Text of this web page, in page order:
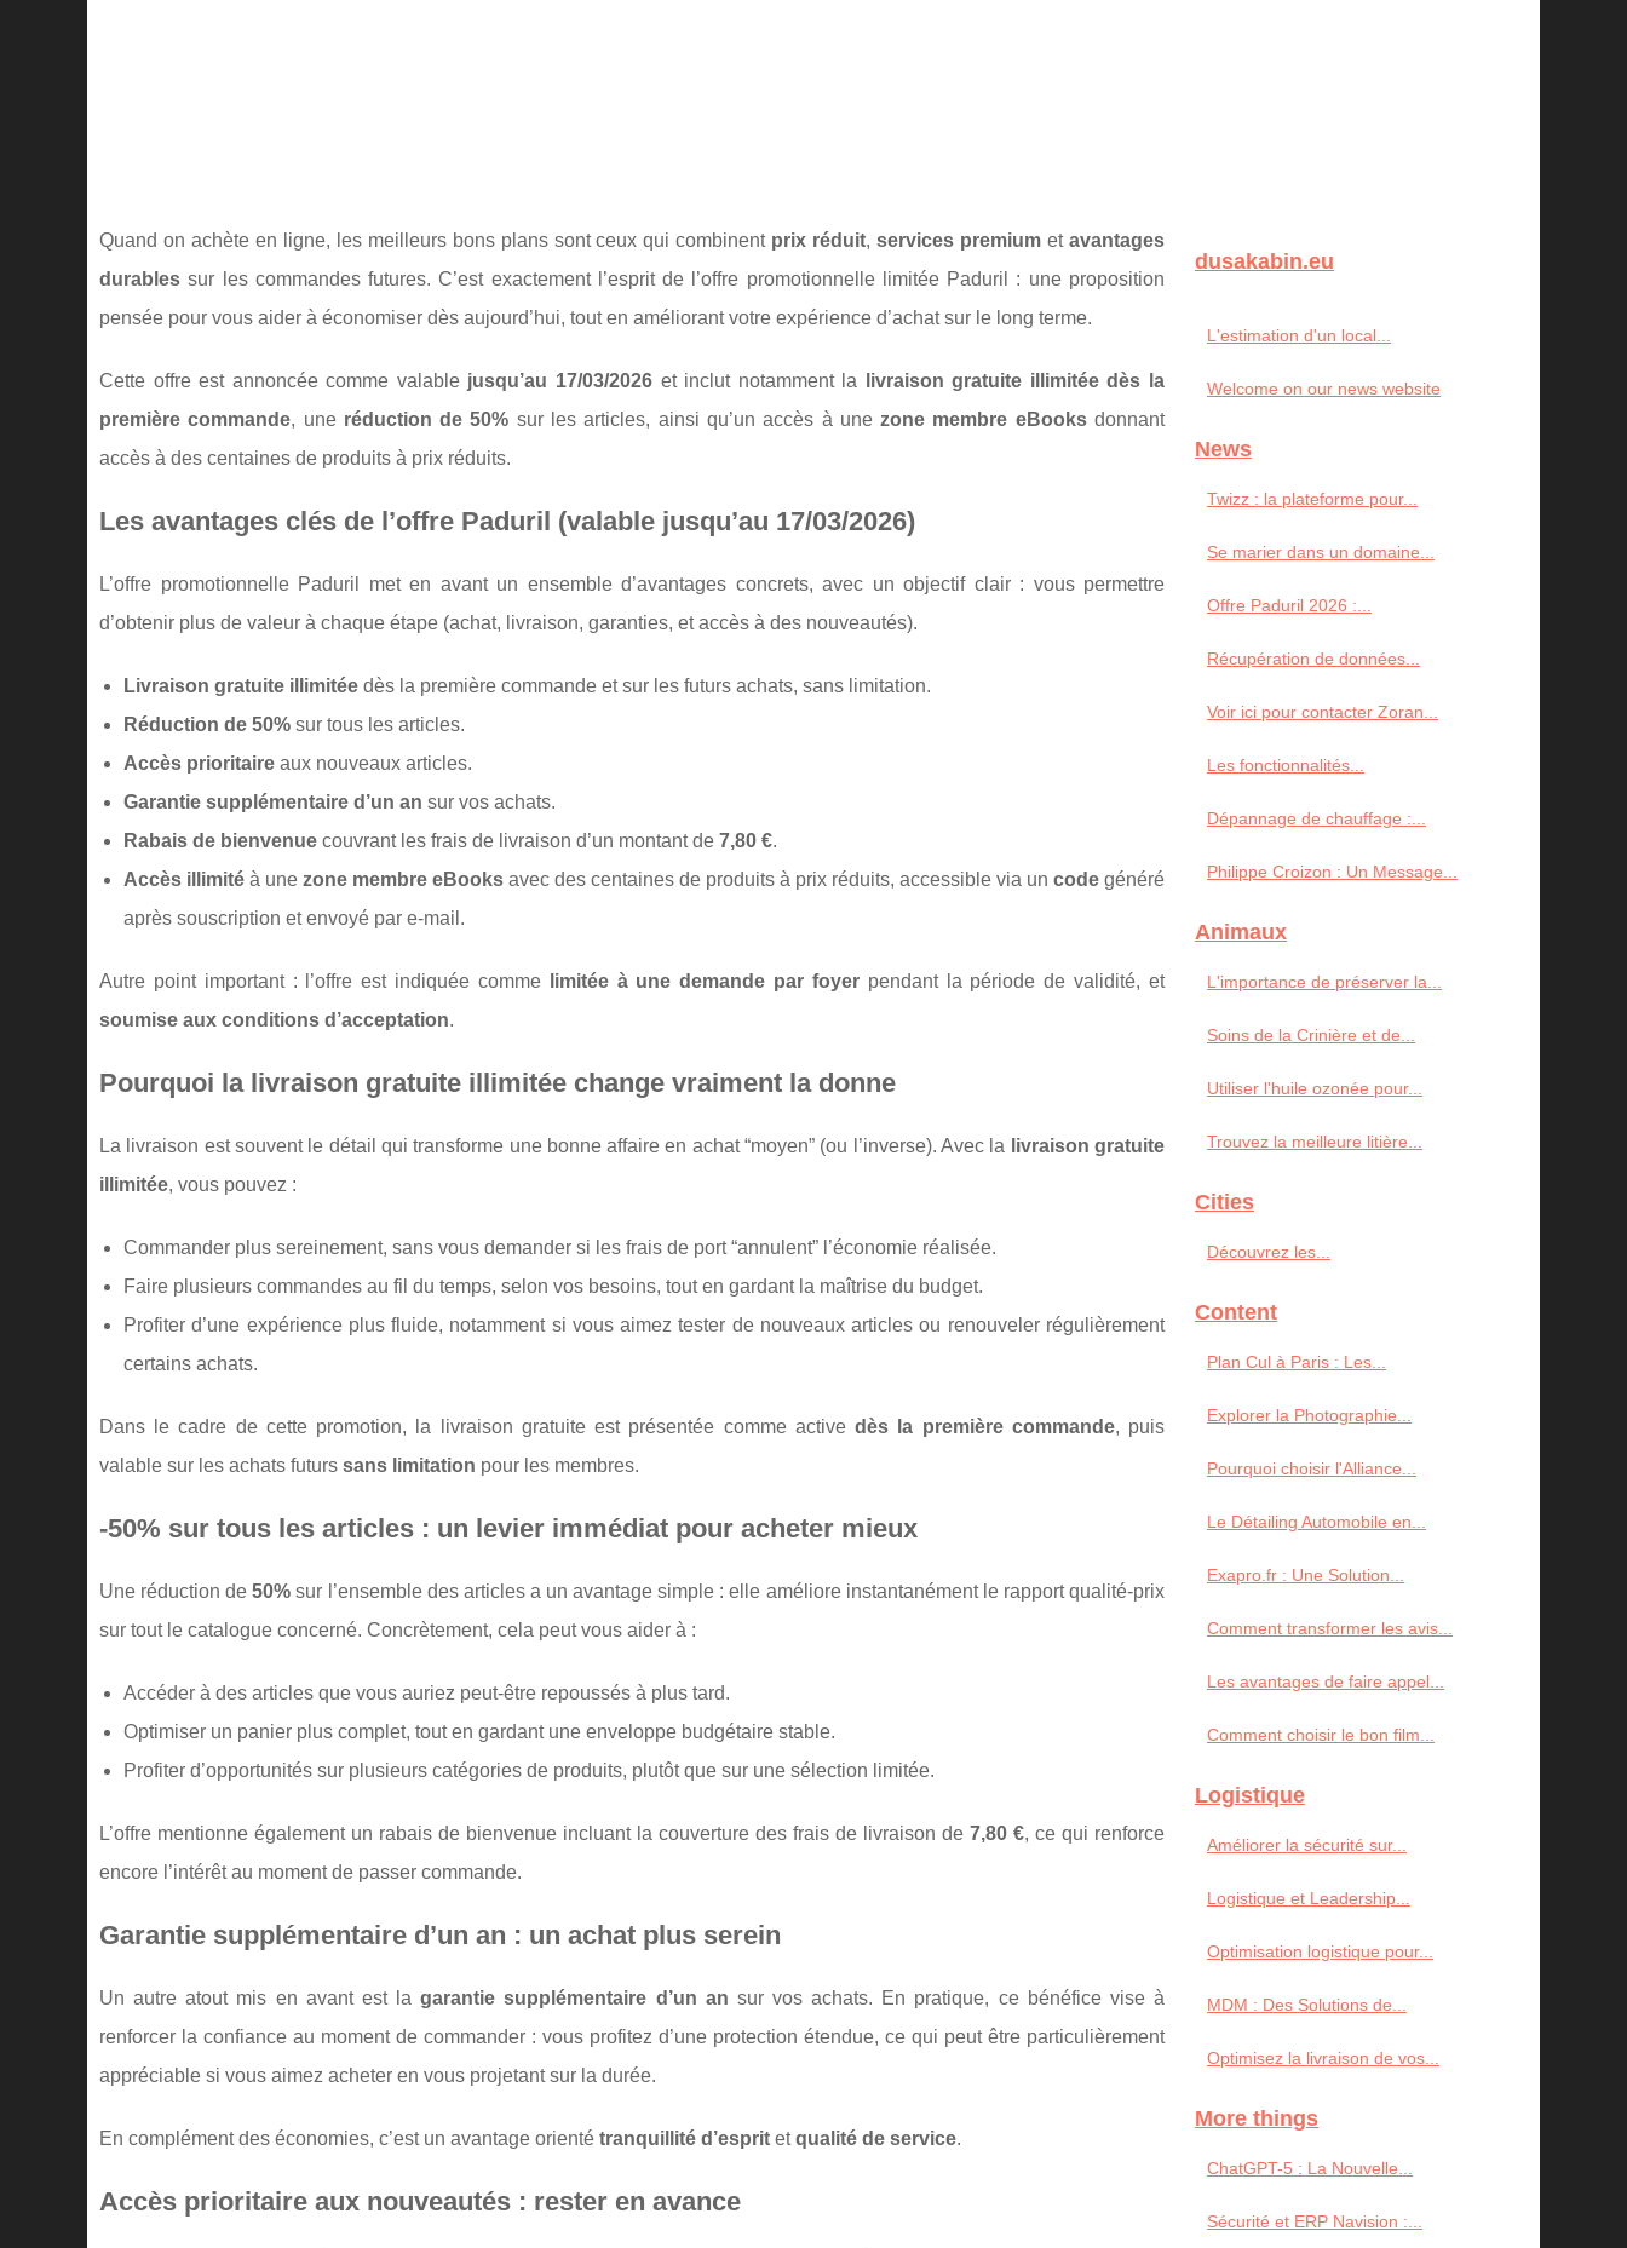
Quand on achète en ligne, les meilleurs bons plans sont ceux qui combinent prix réduit,services premium etavantages
durables sur les commandes futures. C’est exactement l’esprit de l’offre promotionnelle limitée Paduril : une proposition
pensée pour vous aider à économiser dès aujourd’hui, tout en améliorant votre expérience d’achat sur le long terme.
Cette offre est annoncée comme valable jusqu’au 17/03/2026et inclut notamment la
livraison gratuite illimitée dès la
première commande, une réduction de 50% sur les articles, ainsi qu’un accès à unezone membre eBooksdonnant
accès à des centaines de produits à prix réduits.
Les avantages clés de l’offre Paduril (valable jusqu’au 17/03/2026)
L’offre promotionnelle Paduril met en avant un ensemble d’avantages concrets, avec un objectif clair : vous permettre
d’obtenir plus de valeur à chaque étape (achat, livraison, garanties, et accès à des nouveautés).
Livraison gratuite illimitée dès la première commande et sur les futurs achats, sans limitation.
Réduction de 50% sur tous les articles.
Accès prioritaire aux nouveaux articles.
Garantie supplémentaire d’un an sur vos achats.
Rabais de bienvenue couvrant les frais de livraison d’un montant de 7,80 €.
Accès illimité à une zone membre eBooks avec des centaines de produits à prix réduits, accessible via un code généré
après souscription et envoyé par e-mail.
Autre point important : l’offre est indiquée comme limitée à une demande par foyerpendant la période de validité, et
soumise aux conditions d’acceptation.
Pourquoi la livraison gratuite illimitée change vraiment la donne
La livraison est souvent le détail qui transforme une bonne affaire en achat “moyen” (ou l’inverse). Avec la
livraison gratuite
illimitée, vous pouvez :
Commander plus sereinement, sans vous demander si les frais de port “annulent” l’économie réalisée.
Faire plusieurs commandes au fil du temps, selon vos besoins, tout en gardant la maîtrise du budget.
Profiter d’une expérience plus fluide, notamment si vous aimez tester de nouveaux articles ou renouveler régulièrement
certains achats.
Dans le cadre de cette promotion, la livraison gratuite est présentée comme activedès la première commande, puis
valable sur les achats futurs sans limitation pour les membres.
-50% sur tous les articles : un levier immédiat pour acheter mieux
Une réduction de50% sur l’ensemble des articles a un avantage simple : elle améliore instantanément le rapport qualité-prix
sur tout le catalogue concerné. Concrètement, cela peut vous aider à :
Accéder à des articles que vous auriez peut-être repoussés à plus tard.
Optimiser un panier plus complet, tout en gardant une enveloppe budgétaire stable.
Profiter d’opportunités sur plusieurs catégories de produits, plutôt que sur une sélection limitée.
L’offre mentionne également un rabais de bienvenue incluant la couverture des frais de livraison de 7,80 €, ce qui renforce
encore l’intérêt au moment de passer commande.
Garantie supplémentaire d’un an : un achat plus serein
Un autre atout mis en avant est lagarantie supplémentaire d’un an sur vos achats. En pratique, ce bénéfice vise à
renforcer la confiance au moment de commander : vous profitez d’une protection étendue, ce qui peut être particulièrement
appréciable si vous aimez acheter en vous projetant sur la durée.
En complément des économies, c’est un avantage orienté tranquillité d’esprit etqualité de service.
Accès prioritaire aux nouveautés : rester en avance
dusakabin.eu
L'estimation d'un local...
Welcome on our news website
News
Twizz : la plateforme pour...
Se marier dans un domaine...
Offre Paduril 2026 :...
Récupération de données...
Voir ici pour contacter Zoran...
Les fonctionnalités...
Dépannage de chauffage :...
Philippe Croizon : Un Message...
Animaux
L'importance de préserver la...
Soins de la Crinière et de...
Utiliser l'huile ozonée pour...
Trouvez la meilleure litière...
Cities
Découvrez les...
Content
Plan Cul à Paris : Les...
Explorer la Photographie...
Pourquoi choisir l'Alliance...
Le Détailing Automobile en...
Exapro.fr : Une Solution...
Comment transformer les avis...
Les avantages de faire appel...
Comment choisir le bon film...
Logistique
Améliorer la sécurité sur...
Logistique et Leadership...
Optimisation logistique pour...
MDM : Des Solutions de...
Optimisez la livraison de vos...
More things
ChatGPT-5 : La Nouvelle...
Sécurité et ERP Navision :...